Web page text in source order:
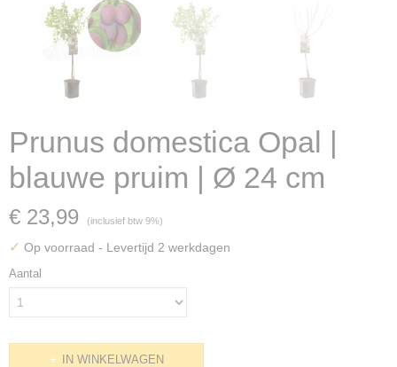
Prunus domestica Opal |
blauwe pruim | Ø 24 cm
€ 23,99 (inclusief btw 9%)
✓ Op voorraad - Levertijd 2 werkdagen
Aantal
IN WINKELWAGEN